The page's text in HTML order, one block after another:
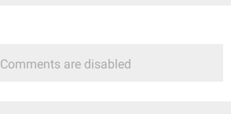
Comments are disabled